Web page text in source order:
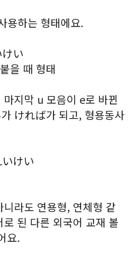
용하는 형태에요.
い
을 때 형태
지막 u 모음이 e로 바뀐
ければ가 되고, 형용동사
けい
라도 연용형, 연체형 같
된 다른 외국어 교재 볼
요.